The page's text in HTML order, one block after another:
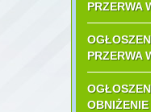
PRZERWA
PRZERWA